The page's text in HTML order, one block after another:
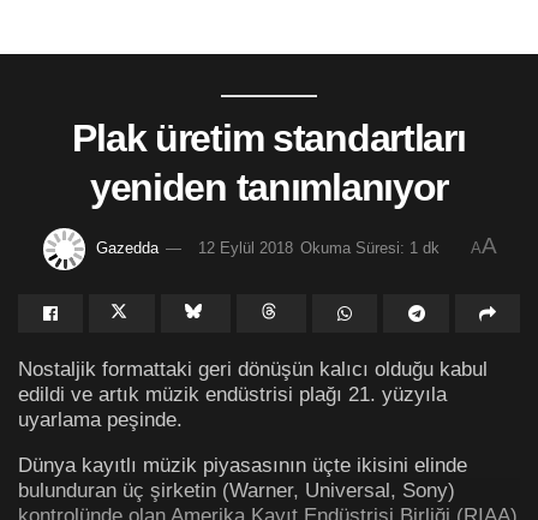
Plak üretim standartları
yeniden tanımlanıyor
Gazedda 12 Eylül 2018 Okuma Süresi: 1 dk AA
Nostaljik formattaki geri dönüşün kalıcı olduğu kabul
edildi ve artık müzik endüstrisi plağı 21. yüzyıla
uyarlama peşinde.
Dünya kayıtlı müzik piyasasının üçte ikisini elinde
bulunduran üç şirketin (Warner, Universal, Sony)